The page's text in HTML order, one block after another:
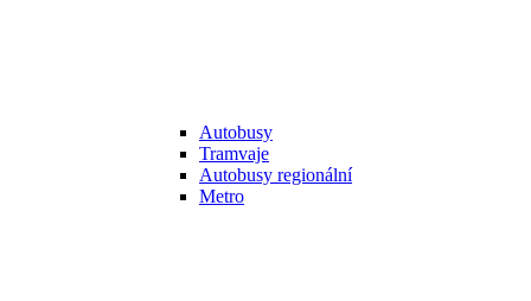
Autobusy
Tramvaje
Autobusy regionální
Metro